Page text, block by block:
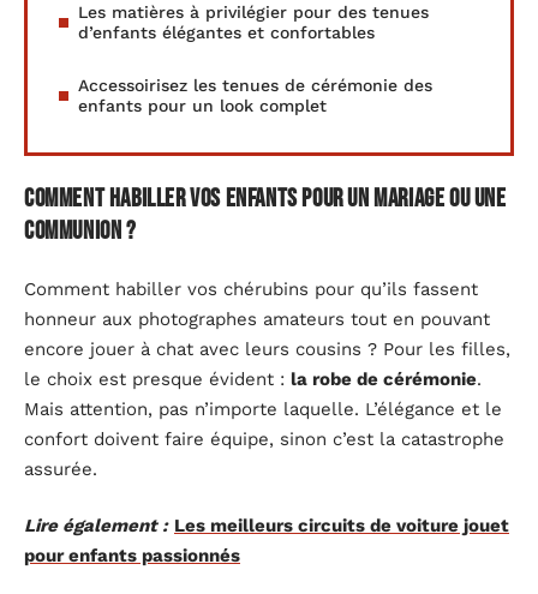
Les matières à privilégier pour des tenues
d’enfants élégantes et confortables
Accessoirisez les tenues de cérémonie des
enfants pour un look complet
Comment habiller vos enfants pour un mariage ou une
communion ?
Comment habiller vos chérubins pour qu’ils fassent
honneur aux photographes amateurs tout en pouvant
encore jouer à chat avec leurs cousins ? Pour les filles,
le choix est presque évident : la robe de cérémonie.
Mais attention, pas n’importe laquelle. L’élégance et le
confort doivent faire équipe, sinon c’est la catastrophe
assurée.
Lire également : Les meilleurs circuits de voiture jouet
pour enfants passionnés